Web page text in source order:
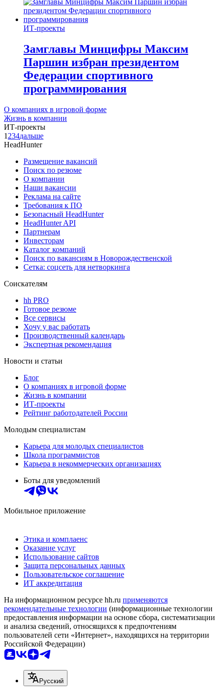
ИТ-проекты
Замглавы Минцифры Максим
Паршин избран президентом
Федерации спортивного
программирования
О компаниях в игровой форме
Жизнь в компании
ИТ-проекты
1 234дальше
HeadHunter
Размещение вакансий
Поиск по резюме
О компании
Наши вакансии
Реклама на сайте
Требования к ПО
Безопасный HeadHunter
HeadHunter API
Партнерам
Инвесторам
Каталог компаний
Поиск по вакансиям в Новорождественской
Сетка: соцсеть для нетворкинга
Соискателям
hh PRO
Готовое резюме
Все сервисы
Хочу у вас работать
Производственный календарь
Экспертная рекомендация
Новости и статьи
Блог
О компаниях в игровой форме
Жизнь в компании
ИТ-проекты
Рейтинг работодателей России
Молодым специалистам
Карьера для молодых специалистов
Школа программистов
Карьера в некоммерческих организациях
Боты для уведомлений
Мобильное приложение
Этика и комплаенс
Оказание услуг
Использование сайтов
Защита персональных данных
Пользовательское соглашение
ИТ аккредитация
На информационном ресурсе hh.ru применяются
рекомендательные технологии (информационные технологии
предоставления информации на основе сбора, систематизации
и анализа сведений, относящихся к предпочтениям
пользователей сети «Интернет», находящихся на территории
Российской Федерации)
Русский